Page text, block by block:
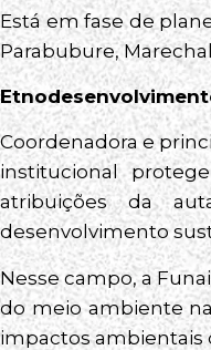
Está em fase de
Parabubure,
Coordenadora e
institucional
atribuições da
desenvolvimento
Nesse campo, a
do meio ambiente
impactos ambientais